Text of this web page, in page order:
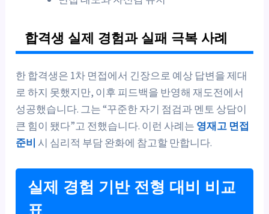
합격생 실제 경험과 실패 극복 사례
한 합격생은 1차 면접에서 긴장으로 예상 답변을 제대
로 하지 못했지만, 이후 피드백을 반영해 재도전에서
성공했습니다. 그는 “꾸준한 자기 점검과 멘토 상담이
큰 힘이 됐다”고 전했습니다. 이런 사례는 영재고 면접
준비 시 심리적 부담 완화에 참고할 만합니다.
실제 경험 기반 전형 대비 비교
표